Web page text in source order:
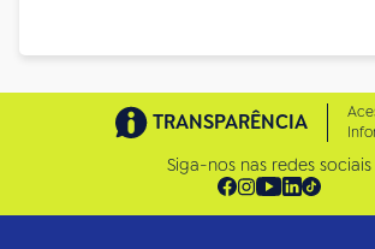
TRANSPARÊNCIA
Siga-nos nas redes sociais